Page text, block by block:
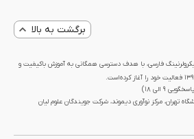
برگشت به بالا
فارسی، با هدف دسترسی همگانی به آموزش باکیفیت و
تهران، مرکز نوآوری دیموند، شرکت جویندگان علوم لیان